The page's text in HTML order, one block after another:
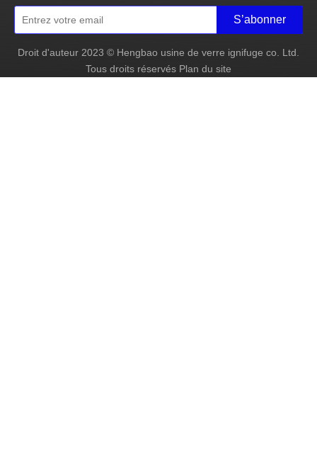
S’abonner
Droit d'auteur 2023 © Hengbao usine de verre ignifuge co. Ltd.
Tous droits réservés Plan du site